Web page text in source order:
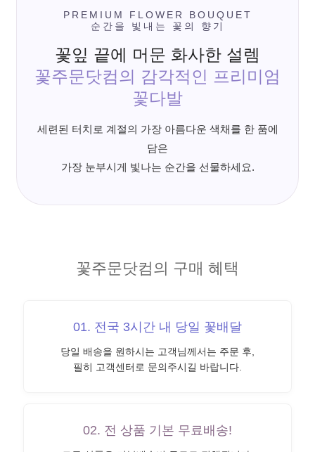
PREMIUM FLOWER BOUQUET
순간을 빛내는 꽃의 향기
꽃잎 끝에 머문 화사한 설렘
꽃주문닷컴의 감각적인 프리미엄
꽃다발
세련된 터치로 계절의 가장 아름다운 색채를 한 품에
담은
가장 눈부시게 빛나는 순간을 선물하세요.
꽃주문닷컴의 구매 혜택
01. 전국 3시간 내 당일 꽃배달
당일 배송을 원하시는 고객님께서는 주문 후,
필히 고객센터로 문의주시길 바랍니다.
02. 전 상품 기본 무료배송!